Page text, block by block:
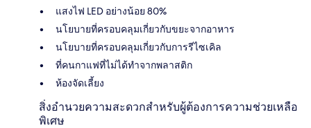
แสงไฟ LED อย่างน้อย 80%
นโยบายที่ครอบคลุมเกี่ยวกับขยะจากอาหาร
นโยบายที่ครอบคลุมเกี่ยวกับการรีไซเคิล
ที่คนกาแฟที่ไม่ได้ทำจากพลาสติก
ห้องจัดเลี้ยง
สิ่งอำนวยความสะดวกสำหรับผู้ต้องการความช่วยเหลือ
พิเศษ